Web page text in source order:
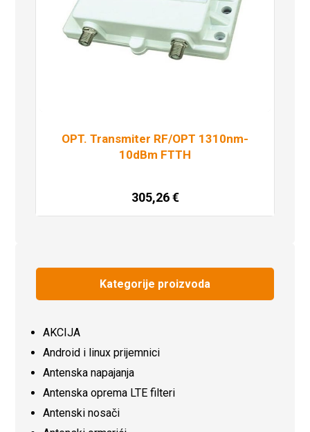
OPT. Transmiter RF/OPT 1310nm-
10dBm FTTH
305,26€
Dodaj u košaricu
Kategorije proizvoda
AKCIJA
Android i linux prijemnici
Antenska napajanja
Antenska oprema LTE filteri
Antenski nosači